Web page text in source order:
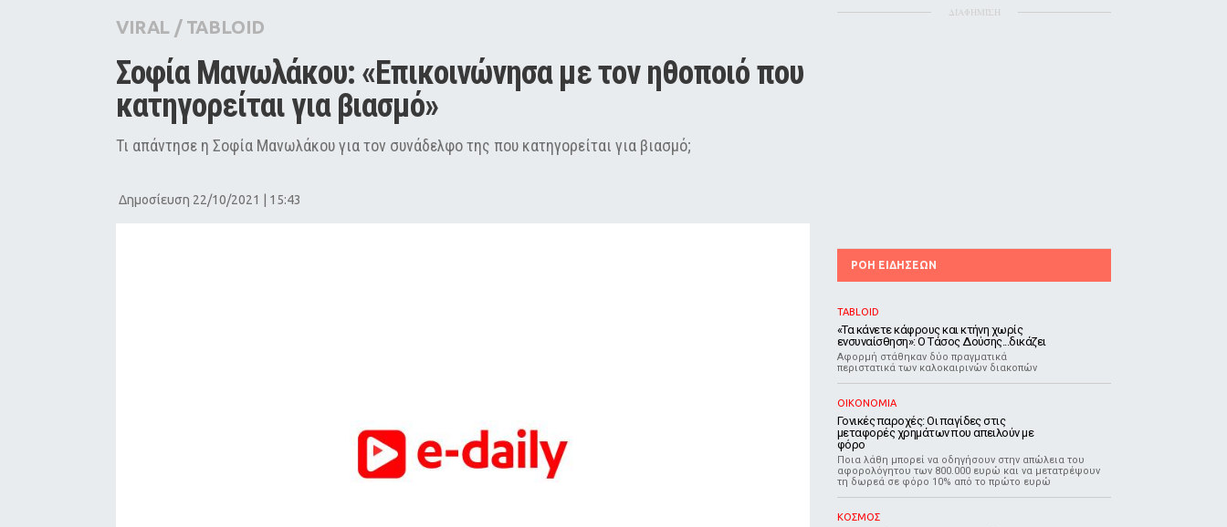
Pop Culture
Agenda
VIRAL / TABLOID
Σοφία Μανωλάκου: «Επικοινώνησα με τον ηθοποιό που
κατηγορείται για βιασμό»
Τι απάντησε η Σοφία Μανωλάκου για τον συνάδελφο της που κατηγορείται για βιασμό;
Δημοσίευση 22/10/2021 | 15:43
ΔΙΑΦΗΜΙΣΗ
ΡΟΗ ΕΙΔΗΣΕΩΝ
TABLOID
«Τα κάνετε κάφρους και κτήνη χωρίς
ενσυναίσθηση»: Ο Τάσος Δούσης...δικάζει
Αφορμή στάθηκαν δύο πραγματικά
περιστατικά των καλοκαιρινών διακοπών
ΟΙΚΟΝΟΜΙΑ
Γονικές παροχές: Οι παγίδες στις
μεταφορές χρημάτων που απειλούν με
φόρο
Ποια λάθη μπορεί να οδηγήσουν στην απώλεια του
αφορολόγητου των 800.000 ευρώ και να μετατρέψουν
τη δωρεά σε φόρο 10% από το πρώτο ευρώ
ΚΟΣΜΟΣ